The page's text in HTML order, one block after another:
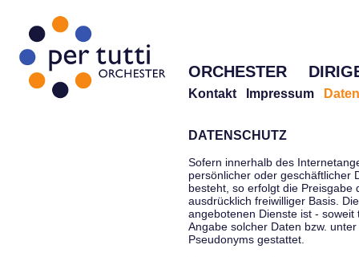
ORCHESTER
Kontakt Impressum
DATENSCHUTZ
Sofern innerhalb des
persönlicher oder geschäftlicher
besteht, so erfolgt die Preisgabe
ausdrücklich freiwilliger Basis.
angebotenen Dienste ist -
Angabe solcher Daten bzw.
Pseudonyms gestattet.